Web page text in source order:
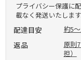
プライバシー保護に
載なく発送いたします
配達目安 約5
返品
原則
担）